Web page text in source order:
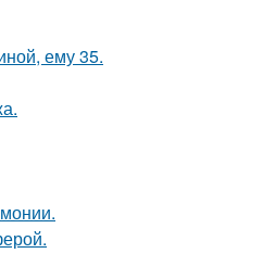
ему 35.